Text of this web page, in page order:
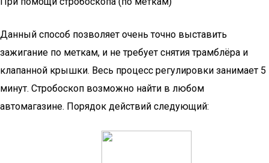
Данный способ позволяет очень точно выставить
зажигание по меткам, и не требует снятия трамблёра и
клапанной крышки. Весь процесс регулировки занимает 5
минут. Стробоскоп возможно найти в любом
автомагазине. Порядок действий следующий: